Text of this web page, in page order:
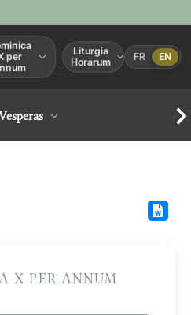
per
Liturgia
Horarum
FR EN
X PER ANNUM